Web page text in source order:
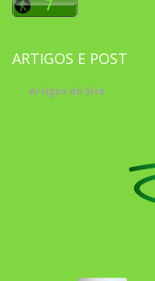
ARTIGOS E POST
Artigos do Site